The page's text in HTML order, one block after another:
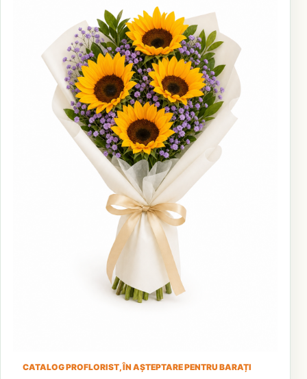
CATALOG PROFLORIST, ÎN AȘTEPTARE PENTRU BARAȚI